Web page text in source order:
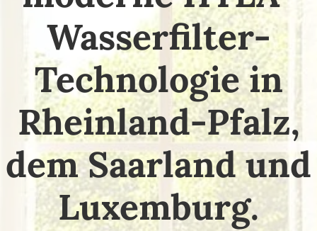
Wasserfilter-
Technologie in
Rheinland-Pfalz,
dem Saarland und
Luxemburg.